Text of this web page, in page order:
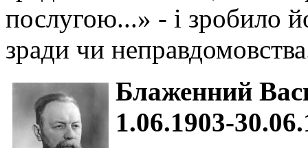
послугою...» - і зробило
зради чи
Блаженний
1.06.1903-